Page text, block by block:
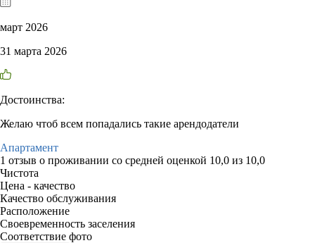
март 2026
31 марта 2026
Достоинства:
Желаю чтоб всем попадались такие арендодатели
Апартамент
1 отзыв о проживании со средней оценкой 10,0 из 10,0
Чистота
Цена - качество
Качество обслуживания
Расположение
Своевременность заселения
Соответствие фото